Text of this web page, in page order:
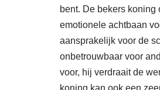
bent. De bekers
emotionele achtbaan
aansprakelijk voor de
onbetrouwbaar voor
voor, hij verdraait de
koning kan ook een